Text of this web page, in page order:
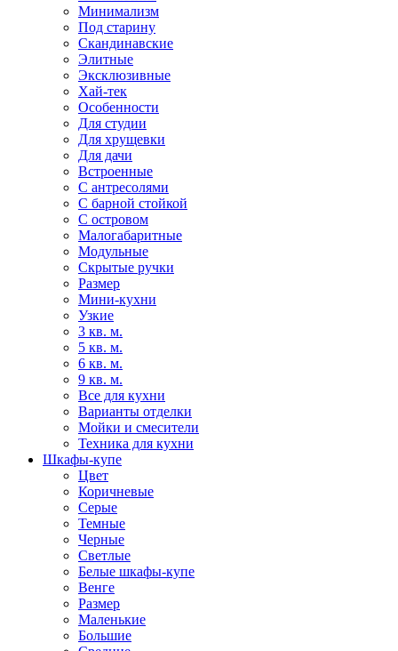
Минимализм
Под старину
Скандинавские
Элитные
Эксклюзивные
Хай-тек
Особенности
Для студии
Для хрущевки
Для дачи
Встроенные
С антресолями
С барной стойкой
С островом
Малогабаритные
Модульные
Скрытые ручки
Размер
Мини-кухни
Узкие
3 кв. м.
5 кв. м.
6 кв. м.
9 кв. м.
Все для кухни
Варианты отделки
Мойки и смесители
Техника для кухни
Шкафы-купе
Цвет
Коричневые
Серые
Темные
Черные
Светлые
Белые шкафы-купе
Венге
Размер
Маленькие
Большие